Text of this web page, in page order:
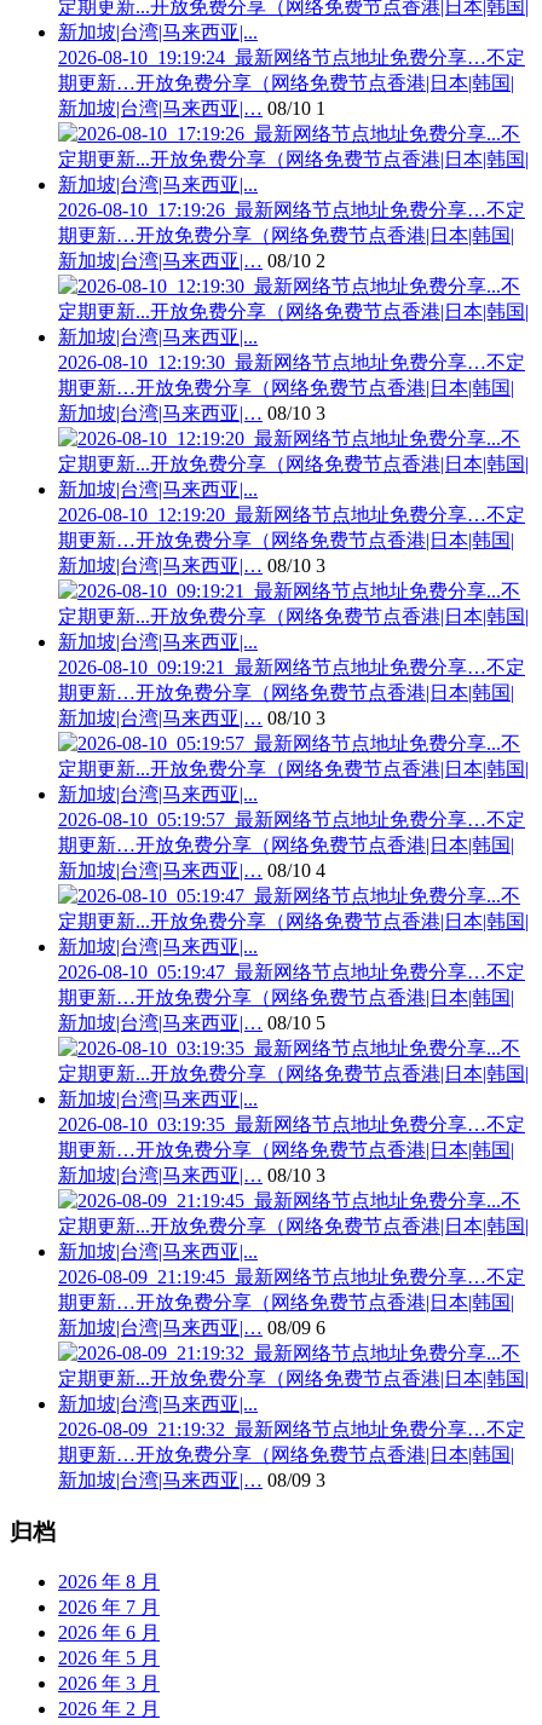
2026-08-10_19:19:24_最新网络节点地址免费分享…不定
期更新…开放免费分享（网络免费节点香港|日本|韩国|
新加坡|台湾|马来西亚|… 08/10 1
2026-08-10_17:19:26_最新网络节点地址免费分享…不定
期更新…开放免费分享（网络免费节点香港|日本|韩国|
新加坡|台湾|马来西亚|… 08/10 2
2026-08-10_12:19:30_最新网络节点地址免费分享…不定
期更新…开放免费分享（网络免费节点香港|日本|韩国|
新加坡|台湾|马来西亚|… 08/10 3
2026-08-10_12:19:20_最新网络节点地址免费分享…不定
期更新…开放免费分享（网络免费节点香港|日本|韩国|
新加坡|台湾|马来西亚|… 08/10 3
2026-08-10_09:19:21_最新网络节点地址免费分享…不定
期更新…开放免费分享（网络免费节点香港|日本|韩国|
新加坡|台湾|马来西亚|… 08/10 3
2026-08-10_05:19:57_最新网络节点地址免费分享…不定
期更新…开放免费分享（网络免费节点香港|日本|韩国|
新加坡|台湾|马来西亚|… 08/10 4
2026-08-10_05:19:47_最新网络节点地址免费分享…不定
期更新…开放免费分享（网络免费节点香港|日本|韩国|
新加坡|台湾|马来西亚|… 08/10 5
2026-08-10_03:19:35_最新网络节点地址免费分享…不定
期更新…开放免费分享（网络免费节点香港|日本|韩国|
新加坡|台湾|马来西亚|… 08/10 3
2026-08-09_21:19:45_最新网络节点地址免费分享…不定
期更新…开放免费分享（网络免费节点香港|日本|韩国|
新加坡|台湾|马来西亚|… 08/09 6
2026-08-09_21:19:32_最新网络节点地址免费分享…不定
期更新…开放免费分享（网络免费节点香港|日本|韩国|
新加坡|台湾|马来西亚|… 08/09 3
归档
2026 年 8 月
2026 年 7 月
2026 年 6 月
2026 年 5 月
2026 年 3 月
2026 年 2 月